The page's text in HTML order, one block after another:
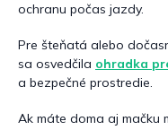
ochranu počas jazdy.
Pre šteňatá alebo
sa osvedčila ohradka
a bezpečné prostredie.
Ak máte doma aj mačku